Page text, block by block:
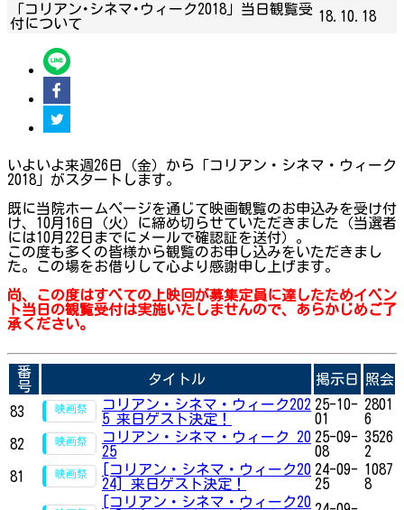
「コリアン･シネマ･ウィーク2018」当日観覧受
付について
18.10.18
いよいよ来週26日（金）から「コリアン・シネマ・ウィーク
2018」がスタートします。
既に当院ホームページを通じて映画観覧のお申込みを受け付
け、10月16日（火）に締め切らせていただきました（当選者
には10月22日までにメールで確認証を送付）。
この度も多くの皆様から観覧のお申し込みをいただきまし
た。この場をお借りして心より感謝申し上げます。
尚、この度はすべての上映回が募集定員に達したためイベン
ト当日の観覧受付は実施いたしませんので、あらかじめご了
承ください。
番
号
タイトル 掲示日 照会
83
コリアン・シネマ・ウィーク202
5 来日ゲスト決定！
25-10-
01
2801
6
82
コリアン・シネマ・ウィーク 20
25
25-09-
08
3526
2
81
[コリアン・シネマ・ウィーク20
24] 来日ゲスト決定！
24-09-
25
1087
8
[コリアン・シネマ・ウィーク20